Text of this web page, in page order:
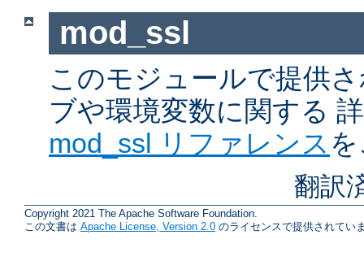
mod_ssl
このモジュールで提供
ブや環境変数に関する
mod_ssl リファレンス
翻訳
Copyright 2021 The Apache Software Foundation.
この文書は Apache License, Version 2.0 のライセンスで提供されてい